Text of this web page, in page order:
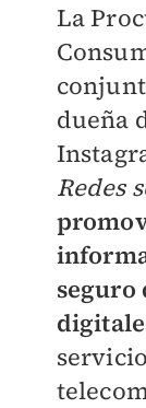
La
dueña
Redes
seguro